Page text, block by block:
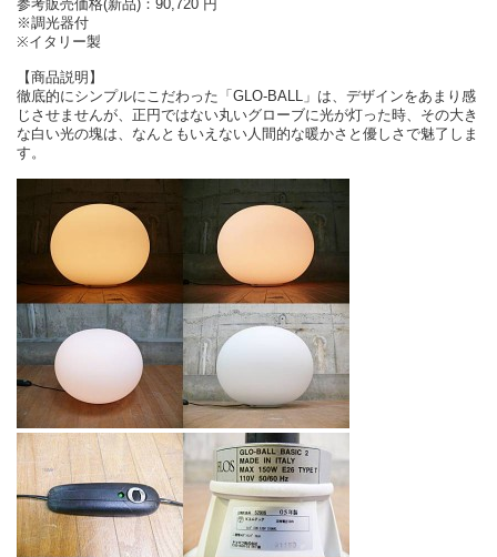
参考販売価格(新品)：90,720 円
※調光器付
※イタリー製
【商品説明】
徹底的にシンプルにこだわった「GLO-BALL」は、デザインをあまり感
じさせませんが、正円ではない丸いグローブに光が灯った時、その大き
な白い光の塊は、なんともいえない人間的な暖かさと優しさで魅了しま
す。